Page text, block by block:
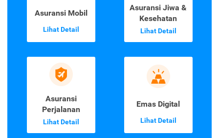
Asuransi Mobil
Lihat Detail
Asuransi Jiwa &
Kesehatan
Lihat Detail
Asuransi
Perjalanan
Lihat Detail
Emas Digital
Lihat Detail